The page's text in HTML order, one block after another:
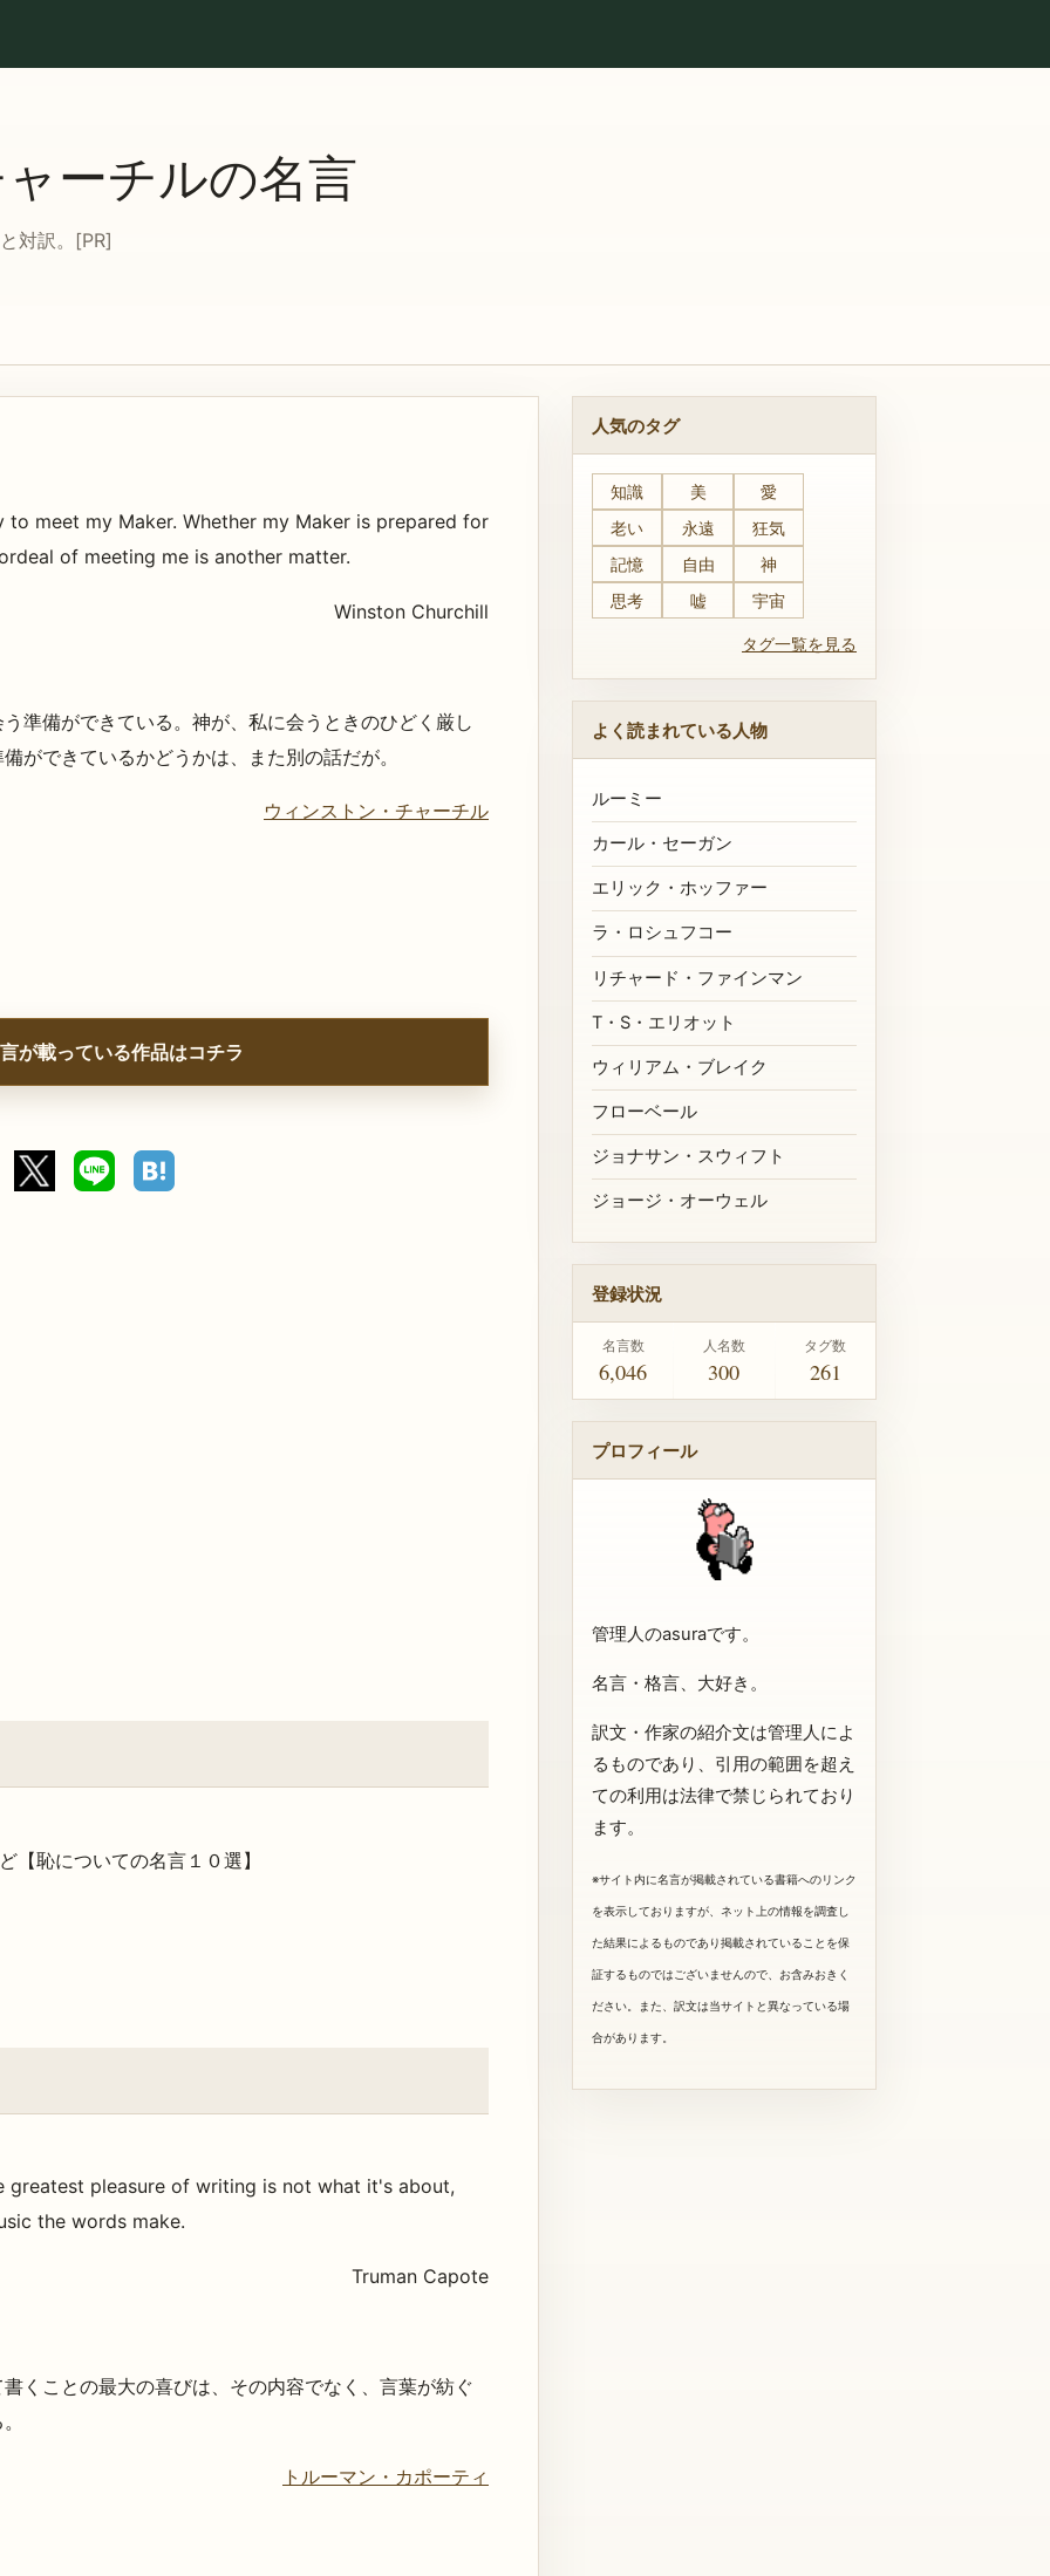
ーチルの名言
対訳。[PR]
to meet my Maker. Whether my Maker is prepared for
of meeting me is another matter.
Winston Churchill
準備ができている。神が、私に会うときのひどく厳し
ができているかどうかは、また別の話だが。
ウィンストン・チャーチル
が載っている作品はコチラ
【恥についての名言１０選】
greatest pleasure of writing is not what it's about,
the words make.
Truman Capote
くことの最大の喜びは、その内容でなく、言葉が紡ぐ
トルーマン・カポーティ
人気のタグ
知識 美
愛
老い
永遠
狂気
記憶
自由
神
思考
嘘 宇宙
タグ一覧を見る
よく読まれている人物
ルーミー
カール・セーガン
エリック・ホッファー
ラ・ロシュフコー
リチャード・ファインマン
T・S・エリオット
ウィリアム・ブレイク
フローベール
ジョナサン・スウィフト
ジョージ・オーウェル
登録状況
名言数
6,046
人名数
300
タグ数
261
プロフィール
管理人のasuraです。
名言・格言、大好き。
訳文・作家の紹介文は管理人によ
るものであり、引用の範囲を超え
ての利用は法律で禁じられており
ます。
※サイト内に名言が掲載されている書籍へのリンク
を表示しておりますが、ネット上の情報を調査し
た結果によるものであり掲載されていることを保
証するものではございませんので、お含みおきく
ださい。また、訳文は当サイトと異なっている場
合があります。